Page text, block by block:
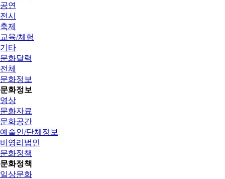
공연
전시
축제
교육/체험
기타
문화달력
전체
문화정보
문화정보
영상
문화자료
문화공간
예술인/단체정보
비영리법인
문화정책
문화정책
일상문화